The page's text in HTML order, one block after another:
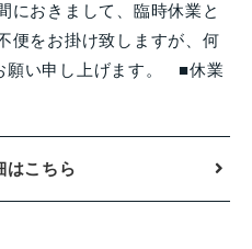
おきまして、臨時休業と
をお掛け致しますが、何
願い申し上げます。 ■休業
はこちら